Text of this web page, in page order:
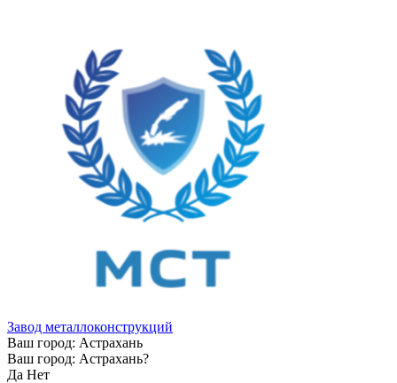
Завод металлоконструкций
Ваш город: Астрахань
Ваш город: Астрахань?
Да Нет